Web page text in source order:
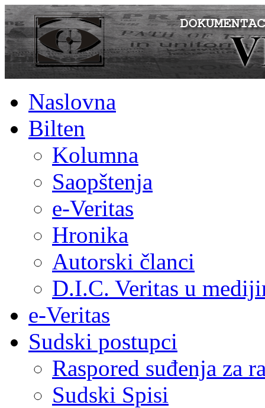
Naslovna
Bilten
Kolumna
Saopštenja
e-Veritas
Hronika
Autorski članci
D.I.C. Veritas u
e-Veritas
Sudski postupci
Raspored suđenja za
Sudski Spisi